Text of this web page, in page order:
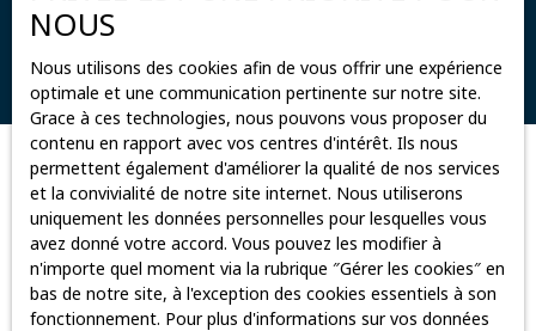
Rechercher
Pertinence
Trier par Créer une alerte
NOUS
Nous utilisons des cookies afin de vous offrir une expérience
optimale et une communication pertinente sur notre site.
Grace à ces technologies, nous pouvons vous proposer du
contenu en rapport avec vos centres d'intérêt. Ils nous
permettent également d'améliorer la qualité de nos services
et la convivialité de notre site internet. Nous utiliserons
uniquement les données personnelles pour lesquelles vous
avez donné votre accord. Vous pouvez les modifier à
n'importe quel moment via la rubrique ″Gérer les cookies″ en
bas de notre site, à l'exception des cookies essentiels à son
fonctionnement. Pour plus d'informations sur vos données